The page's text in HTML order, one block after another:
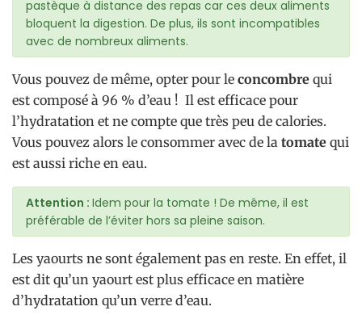
pastèque à distance des repas car ces deux aliments
bloquent la digestion. De plus, ils sont incompatibles
avec de nombreux aliments.
Vous pouvez de même, opter pour le concombre qui
est composé à 96 % d’eau ! Il est efficace pour
l’hydratation et ne compte que très peu de calories.
Vous pouvez alors le consommer avec de la tomate qui
est aussi riche en eau.
Attention : Idem pour la tomate ! De même, il est
préférable de l’éviter hors sa pleine saison.
Les yaourts ne sont également pas en reste. En effet, il
est dit qu’un yaourt est plus efficace en matière
d’hydratation qu’un verre d’eau.